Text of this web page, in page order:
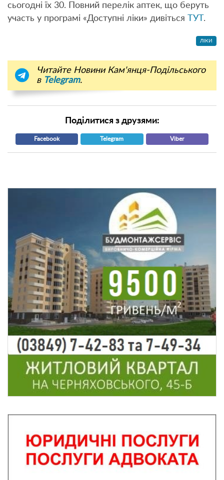
сьогодні їх 30. Повний перелік аптек, що беруть
участь у програмі «Доступні ліки» дивіться
ТУТ .
ЛІКИ
Читайте Новини Кам'янця-Подільського
в Telegram.
Поділитися з друзями:
Facebook Telegram Viber